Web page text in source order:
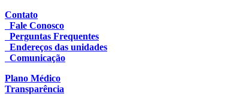
Contato
Fale Conosco
Perguntas Frequentes
Endereços das unidades
Comunicação
Plano Médico
Transparência